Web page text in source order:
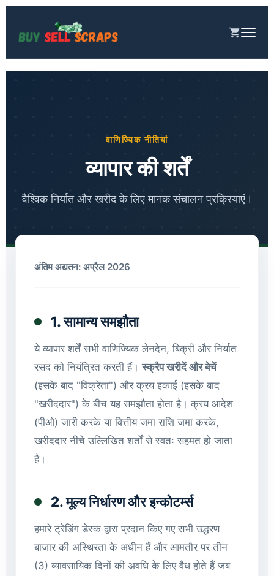
छोड़कर
पर
वाणिज्यिक नीतियां
व्यापार की शर्तें
वैश्विक निर्यात और खरीद के लिए मानक संचालन प्रक्रियाएं।
अंतिम अद्यतन: अप्रैल 2026
1. सामान्य समझौता
ये व्यापार शर्तें सभी वाणिज्यिक लेनदेन, बिक्री और निर्यात
रसद को नियंत्रित करती हैं।स्क्रैप खरीदें और बेचें
(इसके बाद "विक्रेता") और क्रय इकाई (इसके बाद
"खरीददार") के बीच यह समझौता होता है। क्रय आदेश
(पीओ) जारी करके या वित्तीय जमा राशि जमा करके,
खरीददार नीचे उल्लिखित शर्तों से स्वतः सहमत हो जाता
है।
2. मूल्य निर्धारण और इन्कोटर्म्स
हमारे ट्रेडिंग डेस्क द्वारा प्रदान किए गए सभी उद्धरण
बाजार की अस्थिरता के अधीन हैं और आमतौर पर तीन
(3) व्यावसायिक दिनों की अवधि के लिए वैध होते हैं जब